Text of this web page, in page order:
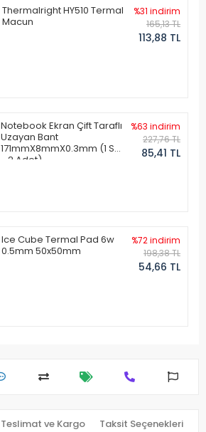
Thermalright HY510 Termal
Macun
%31 indirim
165,13 TL
113,88 TL
Notebook Ekran Çift Taraflı
Uzayan Bant
171mmX8mmX0.3mm (1 Set
- 2 Adet)
%63 indirim
227,76 TL
85,41 TL
Ice Cube Termal Pad 6w
0.5mm 50x50mm
%72 indirim
198,38 TL
54,66 TL
Teslimat ve Kargo Taksit Seçenekleri